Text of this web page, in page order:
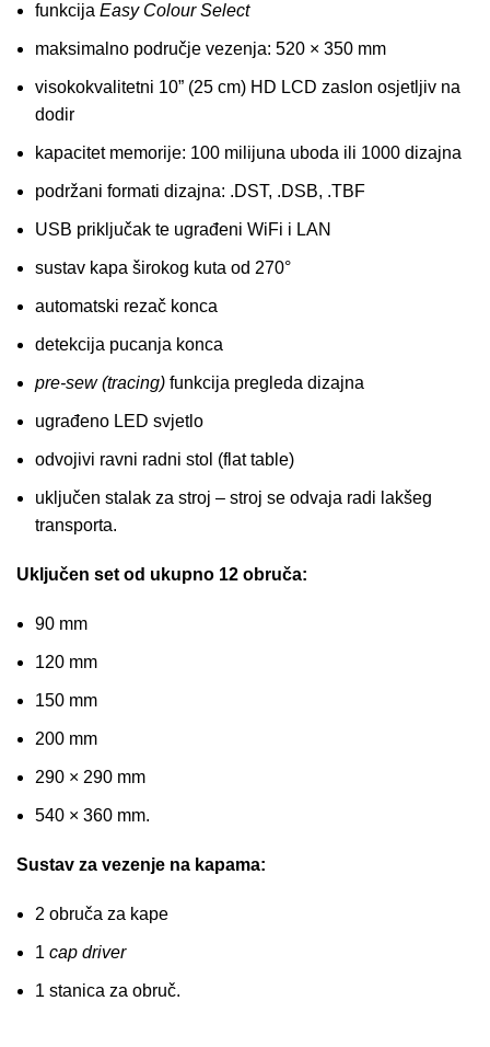
funkcija Easy Colour Select
maksimalno područje vezenja: 520 × 350 mm
visokokvalitetni 10” (25 cm) HD LCD zaslon osjetljiv na
dodir
kapacitet memorije: 100 milijuna uboda ili 1000 dizajna
podržani formati dizajna: .DST, .DSB, .TBF
USB priključak te ugrađeni WiFi i LAN
sustav kapa širokog kuta od 270°
automatski rezač konca
detekcija pucanja konca
pre-sew (tracing) funkcija pregleda dizajna
ugrađeno LED svjetlo
odvojivi ravni radni stol (flat table)
uključen stalak za stroj – stroj se odvaja radi lakšeg
transporta.
Uključen set od ukupno 12 obruča:
90 mm
120 mm
150 mm
200 mm
290 × 290 mm
540 × 360 mm.
Sustav za vezenje na kapama:
2 obruča za kape
1 cap driver
1 stanica za obruč.